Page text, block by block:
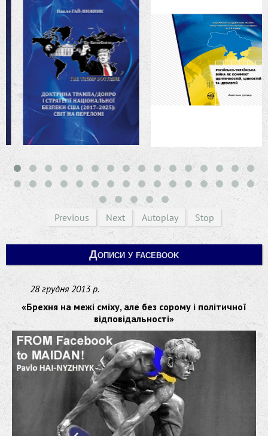
Previous Next Autoplay Stop
Дописи у facebook
28 грудня 2013 р.
«Брехня на межі сміху, але без сорому і політичної
відповідальності»